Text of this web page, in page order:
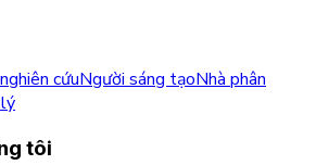
cứuNgười sáng tạoNhà phân
tôi